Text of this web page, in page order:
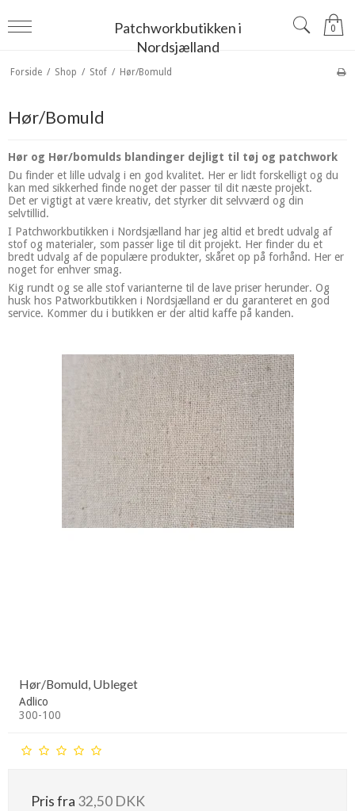
Patchworkbutikken i
Nordsjælland
0
Forside / Shop / Stof / Hør/Bomuld
Hør/Bomuld
Hør og Hør/bomulds blandinger dejligt til tøj og patchwork
Du finder et lille udvalg i en god kvalitet. Her er lidt forskelligt og du
kan med sikkerhed finde noget der passer til dit næste projekt.
Det er vigtigt at være kreativ, det styrker dit selvværd og din
selvtillid.
I Patchworkbutikken i Nordsjælland har jeg altid et bredt udvalg af
stof og materialer, som passer lige til dit projekt. Her finder du et
bredt udvalg af de populære produkter, skåret op på forhånd. Her er
noget for enhver smag.
Kig rundt og se alle stof varianterne til de lave priser herunder. Og
husk hos Patworkbutikken i Nordsjælland er du garanteret en god
service. Kommer du i butikken er der altid kaffe på kanden.
Hør/Bomuld, Ubleget
Adlico
300-100
Pris fra 32,50 DKK